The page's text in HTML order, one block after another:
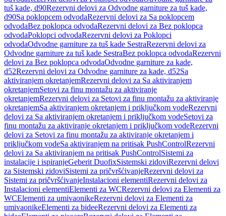
tuš kade, d90Rezervni delovi za Odvodne garniture za tuš kade,
d90Sa poklopcem odvodaRezervni delovi za Sa poklopcem
odvodaBez poklopca odvodaRezervni delovi za Bez poklopca
odvodaPoklopci odvodaRezervni delovi za Poklopci
odvodaOdvodne garniture za tuš kade SestraRezervni delovi za
Odvodne garniture za tuš kade SestraBez poklopca odvodaRezervni
delovi za Bez poklopca odvodaOdvodne garniture za kade,
d52Rezervni delovi za Odvodne garniture za kade, d52Sa
aktiviranjem okretanjemRezervni delovi za Sa aktiviranjem
okretanjemSetovi za finu montažu za aktiviranje
okretanjemRezervni delovi za Setovi za finu montažu za aktiviranje
okretanjemSa aktiviranjem okretanjem i priključkom vodeRezervni
delovi za Sa aktiviranjem okretanjem i priključkom vodeSetovi za
finu montažu za aktiviranje okretanjem i priključkom vodeRezervni
delovi za Setovi za finu montažu za aktiviranje okretanjem i
priključkom vodeSa aktiviranjem na pritisak PushControlRezervni
delovi za Sa aktiviranjem na pritisak PushControlSistemi za
instalacije i ispiranjeGeberit DuofixSistemski zidoviRezervni delovi
za Sistemski zidoviSistemi za pričvršćivanjeRezervni delovi za
Sistemi za pričvršćivanjeInstalacioni elementiRezervni delovi za
Instalacioni elementiElementi za WCRezervni delovi za Elementi za
WCElementi za umivaonikeRezervni delovi za Elementi za
umivaonikeElementi za bideeRezervni delovi za Elementi za